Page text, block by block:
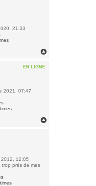
21:33
EN LIGNE
2021, 07:47
2012, 12:05
trop près de mes